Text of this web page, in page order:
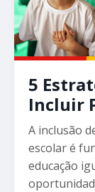
5
Incluir
A inclusão
escolar é
educação